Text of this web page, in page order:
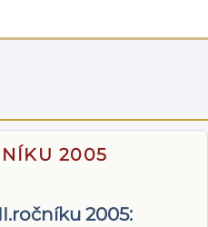
2005
2005: